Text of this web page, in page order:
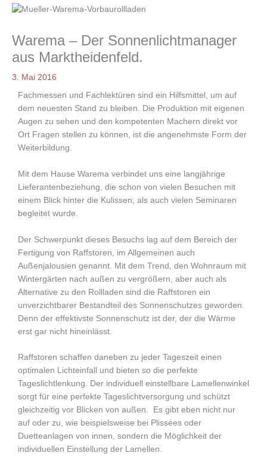
Warema – Der Sonnenlichtmanager
aus Marktheidenfeld.
3. Mai 2016
Fachmessen und Fachlektüren sind ein Hilfsmittel, um auf
dem neuesten Stand zu bleiben. Die Produktion mit eigenen
Augen zu sehen und den kompetenten Machern direkt vor
Ort Fragen stellen zu können, ist die angenehmste Form der
Weiterbildung.
Mit dem Hause Warema verbindet uns eine langjährige
Lieferantenbeziehung, die schon von vielen Besuchen mit
einem Blick hinter die Kulissen, als auch vielen Seminaren
begleitet wurde.
Der Schwerpunkt dieses Besuchs lag auf dem Bereich der
Fertigung von Raffstoren, im Allgemeinen auch
Außenjalousien genannt. Mit dem Trend, den Wohnraum mit
Wintergärten nach außen zu vergrößern, aber auch als
Alternative zu den Rollladen sind die Raffstoren ein
unverzichtbarer Bestandteil des Sonnenschutzes geworden.
Denn der effektivste Sonnenschutz ist der, der die Wärme
erst gar nicht hineinlässt.
Raffstoren schaffen daneben zu jeder Tageszeit einen
optimalen Lichteinfall und bieten so die perfekte
Tageslichtlenkung. Der individuell einstellbare Lamellenwinkel
sorgt für eine perfekte Tageslichtversorgung und schützt
gleichzeitig vor Blicken von außen. Es gibt eben nicht nur
auf oder zu, wie beispielsweise bei Plissées oder
Duetteanlagen von innen, sondern die Möglichkeit der
individuellen Einstellung der Lamellen.